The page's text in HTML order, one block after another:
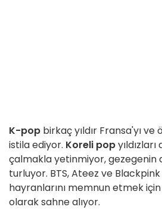
K-pop birkaç yıldır Fransa'yı ve
istila ediyor. Koreli pop
çalmakla yetinmiyor, gezegenin
turluyor. BTS, Ateez ve
hayranlarını memnun etmek
olarak sahne alıyor.